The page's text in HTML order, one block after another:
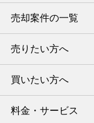
売却案件の一覧
売りたい方へ
買いたい方へ
料金・サービス